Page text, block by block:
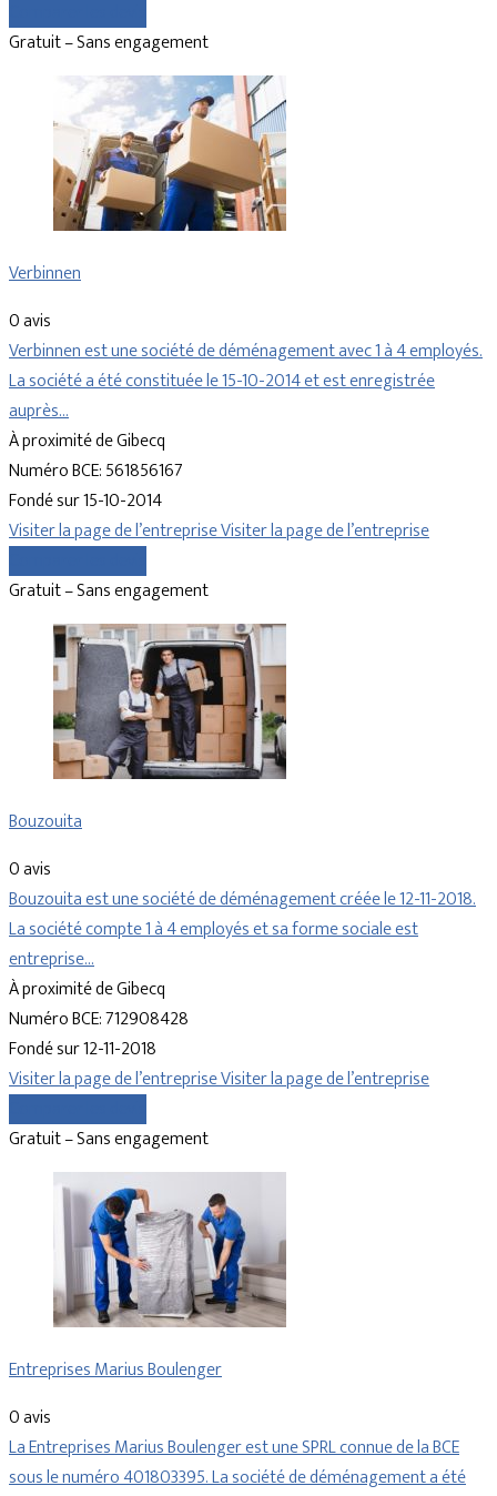
Gratuit – Sans engagement
Verbinnen
0 avis
Verbinnen est une société de déménagement avec 1 à 4 employés.
La société a été constituée le 15-10-2014 et est enregistrée
auprès…
À proximité de Gibecq
Numéro BCE: 561856167
Fondé sur 15-10-2014
Visiter la page de l’entrepriseVisiter la page de l’entreprise
Gratuit – Sans engagement
Bouzouita
0 avis
Bouzouita est une société de déménagement créée le 12-11-2018.
La société compte 1 à 4 employés et sa forme sociale est
entreprise…
À proximité de Gibecq
Numéro BCE: 712908428
Fondé sur 12-11-2018
Visiter la page de l’entrepriseVisiter la page de l’entreprise
Gratuit – Sans engagement
Entreprises Marius Boulenger
0 avis
La Entreprises Marius Boulenger est une SPRL connue de la BCE
sous le numéro 401803395. La société de déménagement a été